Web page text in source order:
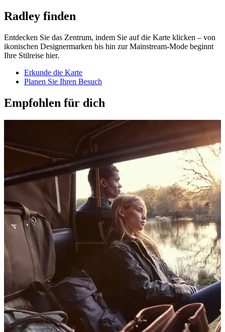
Radley finden
Entdecken Sie das Zentrum, indem Sie auf die Karte klicken – von
ikonischen Designermarken bis hin zur Mainstream-Mode beginnt
Ihre Stilreise hier.
Erkunde die Karte
Planen Sie Ihren Besuch
Empfohlen für dich